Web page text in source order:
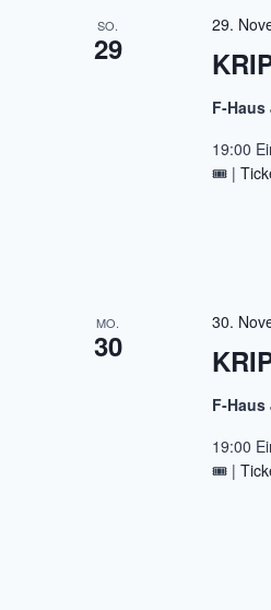
SO.
29
29.
F-Haus
19:00
🎟️ |
MO.
30
30.
F-Haus
19:00
🎟️ |